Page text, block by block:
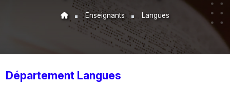
Enseignants Langues
Département Langues